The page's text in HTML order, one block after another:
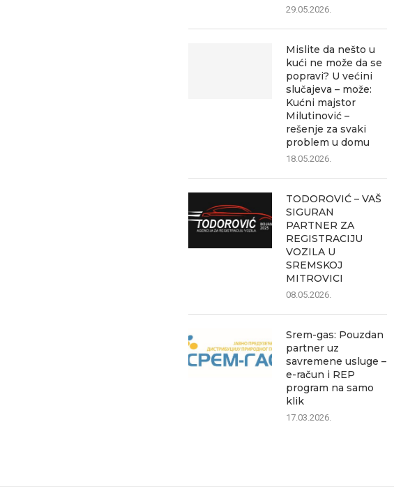
29.05.2026.
Mislite da nešto u
kući ne može da se
popravi? U većini
slučajeva – može:
Kućni majstor
Milutinović –
rešenje za svaki
problem u domu
18.05.2026.
TODOROVIĆ – VAŠ
SIGURAN
PARTNER ZA
REGISTRACIJU
VOZILA U
SREMSKOJ
MITROVICI
08.05.2026.
Srem-gas: Pouzdan
partner uz
savremene usluge –
e-račun i REP
program na samo
klik
17.03.2026.